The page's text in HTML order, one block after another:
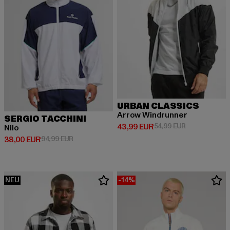
SERGIO TACCHINI
Nilo
38,00 EUR
Derzeitiger Preis: 38,00 EUR
94,99 EURAktionspreis: 94,99 EUR
URBAN CLASSICS
Arrow Windrunner
43,99 EUR
Derzeitiger Preis: 43,99 EUR
54,99 EURAktionspreis:
NEU -14%